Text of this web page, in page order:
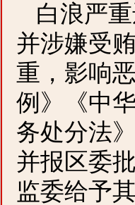
白浪严
并涉嫌受
重，影响
例》《中
务处分法
并报区委
监委给予